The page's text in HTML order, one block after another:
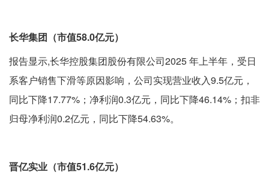
长华集团（市值58.0亿元）
报告显示,长华控股集团股份有限公司2025 年上半年，受日
系客户销售下滑等原因影响，公司实现营业收入9.5亿元，
同比下降17.77%；净利润0.3亿元，同比下降46.14%；扣非
归母净利润0.2亿元，同比下降54.63%。
晋亿实业（市值51.6亿元）